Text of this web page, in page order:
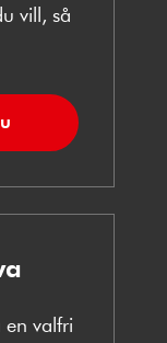
vill, så
en valfri